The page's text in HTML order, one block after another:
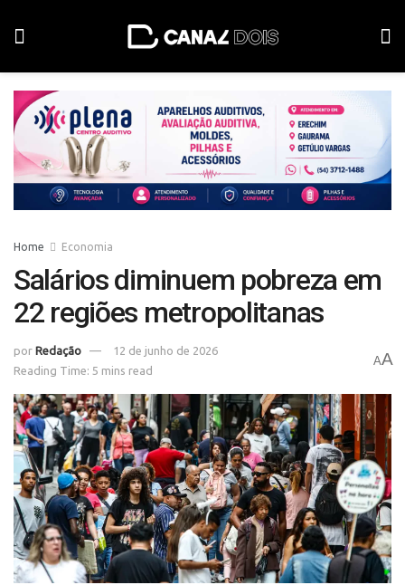
Home Economia
Salários diminuem pobreza em
22 regiões metropolitanas
por Redação
12 de junho de 2026
Reading Time: 5 mins read
AA